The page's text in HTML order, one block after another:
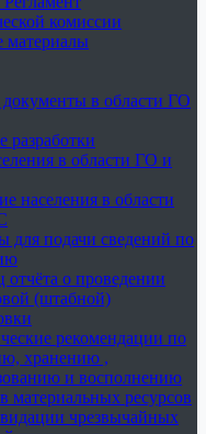
комиссии
материалы
в области ГО
разработки
в области ГО и
населения в области
для подачи сведений по
отчёта о проведении
(штабной)
рекомендации по
хранению ,
и восполнению
материальных ресурсов
чрезвычайных